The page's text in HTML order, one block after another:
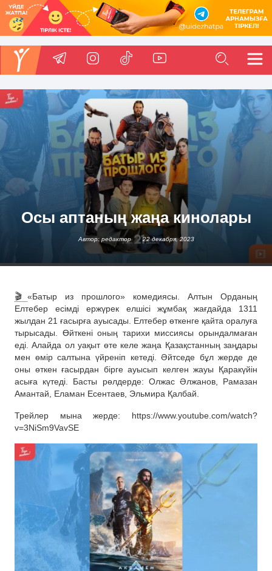
Осы аптаның жаңа кинолары
Автор: редактор 22 декабря, 2023
🎬 «Батыр из прошлого» комедиясы. Алтын Орданың
Елтебер есімді ержүрек елшісі жұмбақ жағдайда 1311
жылдан 21 ғасырға ауысады. Елтебер өткенге қайта оралуға
тырысады. Өйткені оның тарихи миссиясы орындалмаған
еді. Алайда ол уақыт өте келе жаңа Қазақстанның заңдары
мен өмір салтына үйреніп кетеді. Әйтседе бұл жерде де
оны өткен ғасырдан бірге ауысып келген жауы Қаракүйін
асыға күтеді. Басты рөлдерде: Олжас Әлжанов, Рамазан
Амантай, Еламан Есентаев, Эльмира Қалбай.
Трейлер мына жерде: https://www.youtube.com/watch?
v=3NiSm9VavSE